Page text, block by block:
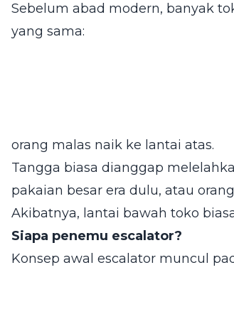
Sebelum abad modern, banyak
yang sama:
orang malas naik ke lantai atas.
Tangga biasa dianggap
pakaian besar era dulu, atau
Akibatnya, lantai bawah toko
Siapa penemu escalator?
Konsep awal escalator muncul